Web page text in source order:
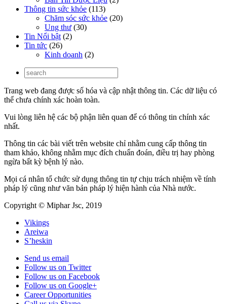
Thông tin sức khỏe (113)
Chăm sóc sức khỏe (20)
Ung thư (30)
Tin Nổi bật (2)
Tin tức (26)
Kinh doanh (2)
Trang web đang được số hóa và cập nhật thông tin. Các dữ liệu có
thể chưa chính xác hoàn toàn.
Vui lòng liên hệ các bộ phận liên quan để có thông tin chính xác
nhất.
Thông tin các bài viết trên website chỉ nhằm cung cấp thông tin
tham khảo, không nhằm mục đích chuẩn đoán, điều trị hay phòng
ngừa bất kỳ bệnh lý nào.
Mọi cá nhân tổ chức sử dụng thông tin tự chịu trách nhiệm về tính
pháp lý cũng như văn bản pháp lý hiện hành của Nhà nước.
Copyright © Miphar Jsc, 2019
Vikings
Areiwa
S’heskin
Send us email
Follow us on Twitter
Follow us on Facebook
Follow us on Google+
Career Opportunities